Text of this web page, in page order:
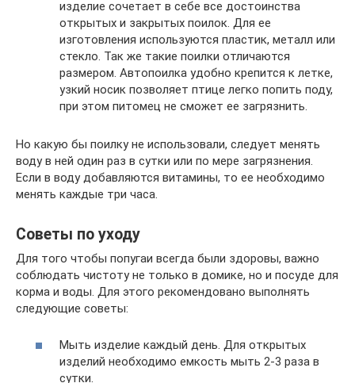
изделие сочетает в себе все достоинства
открытых и закрытых поилок. Для ее
изготовления используются пластик, металл или
стекло. Так же такие поилки отличаются
размером. Автопоилка удобно крепится к летке,
узкий носик позволяет птице легко попить поду,
при этом питомец не сможет ее загрязнить.
Но какую бы поилку не использовали, следует менять
воду в ней один раз в сутки или по мере загрязнения.
Если в воду добавляются витамины, то ее необходимо
менять каждые три часа.
Советы по уходу
Для того чтобы попугаи всегда были здоровы, важно
соблюдать чистоту не только в домике, но и посуде для
корма и воды. Для этого рекомендовано выполнять
следующие советы:
Мыть изделие каждый день. Для открытых
изделий необходимо емкость мыть 2-3 раза в
сутки.